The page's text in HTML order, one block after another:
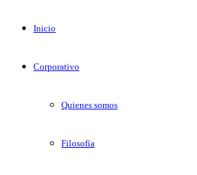
Inicio
Corporativo
Quienes somos
Filosofía